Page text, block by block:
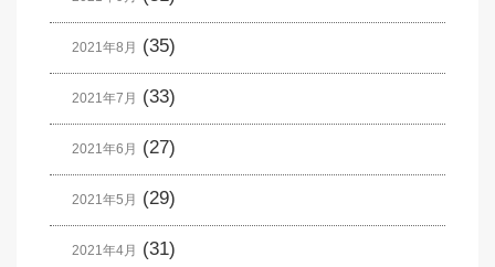
2021年8月 (35)
2021年7月 (33)
2021年6月 (27)
2021年5月 (29)
2021年4月 (31)